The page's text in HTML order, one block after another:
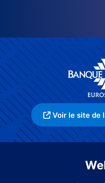
Voir le site de